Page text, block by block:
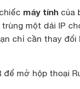
máy tính của
một dải IP
chỉ cần thay đổi
mở hộp thoại